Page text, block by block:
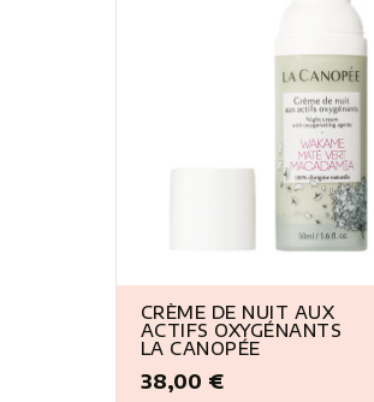
CRÈME DE NUIT AUX
ACTIFS OXYGÉNANTS
LA CANOPÉE
Prix
38,00 €